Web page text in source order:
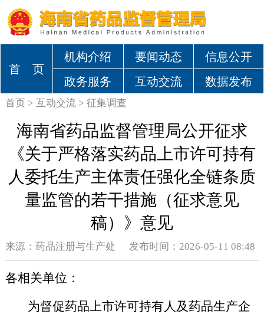
首 页
机构介绍 要闻动态
信息公开
政务服务
互动交流 数据发布
首页 > 互动交流> 征集调查
海南省药品监督管理局公开征求
《关于严格落实药品上市许可持有
人委托生产主体责任强化全链条质
量监管的若干措施（征求意见
稿）》意见
来源： 药品注册与生产处 发布时间：2026-05-11 08:48
各相关单位：
为督促药品上市许可持有人及药品生产企